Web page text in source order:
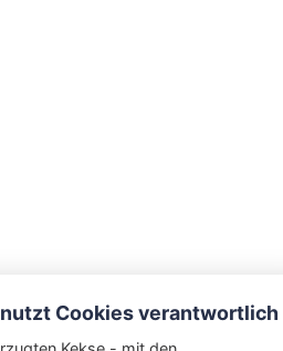
Cookies verantwortlich